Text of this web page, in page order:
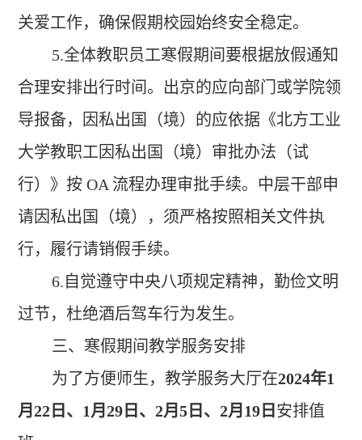
关爱工作，确保假期校园始终安全稳定。
5.全体教职员工寒假期间要根据放假通知
合理安排出行时间。出京的应向部门或学院领
导报备，因私出国（境）的应依据《北方工业
大学教职工因私出国（境）审批办法（试
行）》按 OA 流程办理审批手续。中层干部申
请因私出国（境），须严格按照相关文件执
行，履行请销假手续。
6. 自觉遵守中央八项规定精神，勤俭文明
过节，杜绝酒后驾车行为发生。
三、寒假期间教学服务安排
为了方便师生，教学服务大厅在2024年1
月22 日、 1月29 日、2月5 日、2月 19 日 安排值